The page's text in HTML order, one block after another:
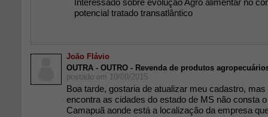
Interessado sobre evolução Agro alimentar no
potencial tratado transatlântico
João Flávio
OUTRA - OUTRO - Revenda de produtos
postado em 10/09/2015
Boa tarde, gostaria de atualizar meu cadastro,
encontra as cidades do estado de MS não consta
Camapuã aonde está a localização da empresa